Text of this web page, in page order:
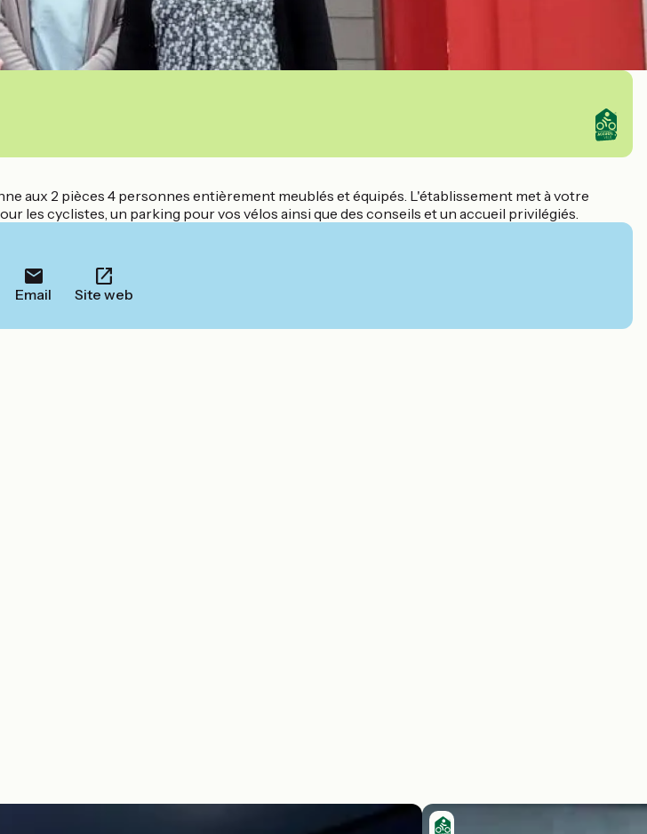
aux 2 pièces 4 personnes entièrement meublés et équipés. L'établissement met à votre
les cyclistes, un parking pour vos vélos ainsi que des conseils et un accueil privilégiés.
Email Site web